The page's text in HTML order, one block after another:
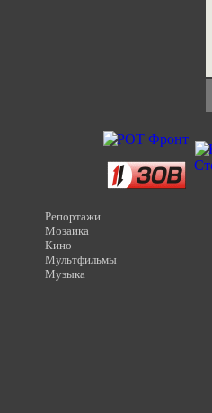
Репортажи
Мозаика
Кино
Мультфильмы
Музыка